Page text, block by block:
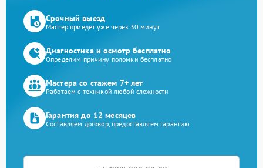
Срочный выезд
Мастер приедет уже через 30 минут
Диагностика и осмотр бесплатно
Определим причину поломки бесплатно
Мастера со стажем 7+ лет
Работаем с техникой любой сложности
Гарантия до 12 месяцев
Составляем договор, предоставляем гарантию